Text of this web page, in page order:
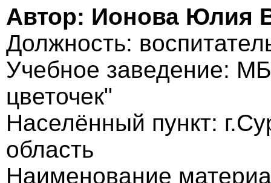
Автор: Ионова Юлия
Должность:
Учебное заведение:
цветочек"
Населённый пункт:
область
Наименование